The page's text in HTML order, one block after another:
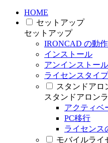
HOME
セットアップ
セットアップ
IRONCAD の動
インストール
アンインストール
ライセンスタイプ
スタンドアロ
スタンドアロン
アクティベ
PC移行
ライセンス
モバイルライ